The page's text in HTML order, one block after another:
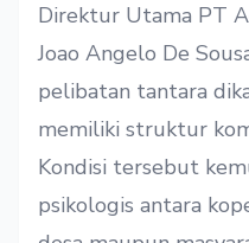
Direktur Utama PT
Joao Angelo De
pelibatan tantara
memiliki struktur
Kondisi tersebut
psikologis antara